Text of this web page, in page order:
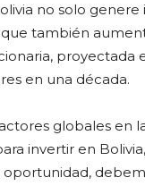
no solo genere
también
proyectada
en una década.
globales en
invertir en
oportunidad,